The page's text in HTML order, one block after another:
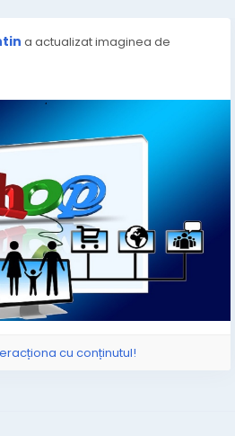
a actualizat imaginea de
cu conținutul!